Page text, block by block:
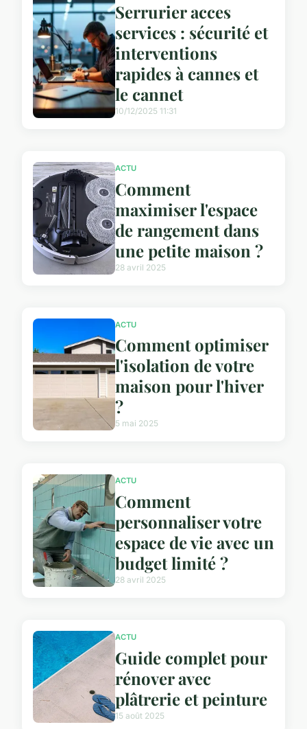
Serrurier acces
services : sécurité et
interventions
rapides à cannes et
le cannet
10/12/2025 11:31
ACTU
Comment
maximiser l'espace
de rangement dans
une petite maison ?
28 avril 2025
ACTU
Comment optimiser
l'isolation de votre
maison pour l'hiver
?
5 mai 2025
ACTU
Comment
personnaliser votre
espace de vie avec un
budget limité ?
28 avril 2025
ACTU
Guide complet pour
rénover avec
plâtrerie et peinture
15 août 2025